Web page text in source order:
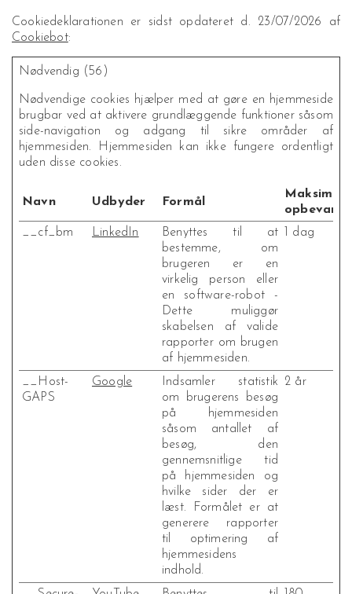
Cookiedeklarationen er sidst opdateret d. 23/07/2026 af
Cookiebot:
Nødvendig (56)
Nødvendige cookies hjælper med at gøre en hjemmeside
brugbar ved at aktivere grundlæggende funktioner såsom
side-navigation og adgang til sikre områder af
hjemmesiden. Hjemmesiden kan ikke fungere ordentligt
uden disse cookies.
Navn Udbyder Formål
Maksimal
__cf_bm
LinkedIn
Benyttes til at
bestemme, om
brugeren er en
virkelig person eller
en software-robot -
Dette muliggør
skabelsen af valide
rapporter om brugen
af hjemmesiden.
1 dag
__Host-
GAPS
Google
Indsamler statistik
om brugerens besøg
på hjemmesiden
såsom antallet af
besøg, den
gennemsnitlige tid
på hjemmesiden og
hvilke sider der er
læst. Formålet er at
generere rapporter
til optimering af
hjemmesidens
indhold.
2 år